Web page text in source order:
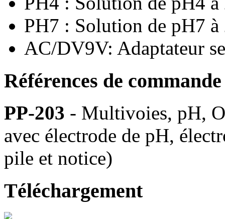
PH7 : Solution de pH7 à
AC/DV9V: Adaptateur
Références de commande
PP-203 - Multivoies, pH,
avec électrode de pH,
pile et notice)
Téléchargement